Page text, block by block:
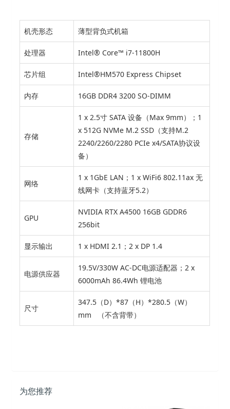
机壳形态 薄型背负式机箱
处理器 Intel® Core™ i7-11800H
芯片组 Intel®HM570 Express Chipset
内存 16GB DDR4 3200 SO-DIMM
存储
1 x 2.5寸 SATA 设备（Max 9mm）；1
x 512G NVMe M.2 SSD（支持M.2
2240/2260/2280 PCIe x4/SATA协议设
备）
网络
1 x 1GbE LAN；1 x WiFi6 802.11ax 无
线网卡（支持蓝牙5.2）
GPU
NVIDIA RTX A4500 16GB GDDR6
256bit
显示输出 1 x HDMI 2.1；2 x DP 1.4
电源供应器
19.5V/330W AC-DC电源适配器；2 x
6000mAh 86.4Wh 锂电池
尺寸
347.5（D）*87（H）*280.5（W）
mm （不含背带）
为您推荐